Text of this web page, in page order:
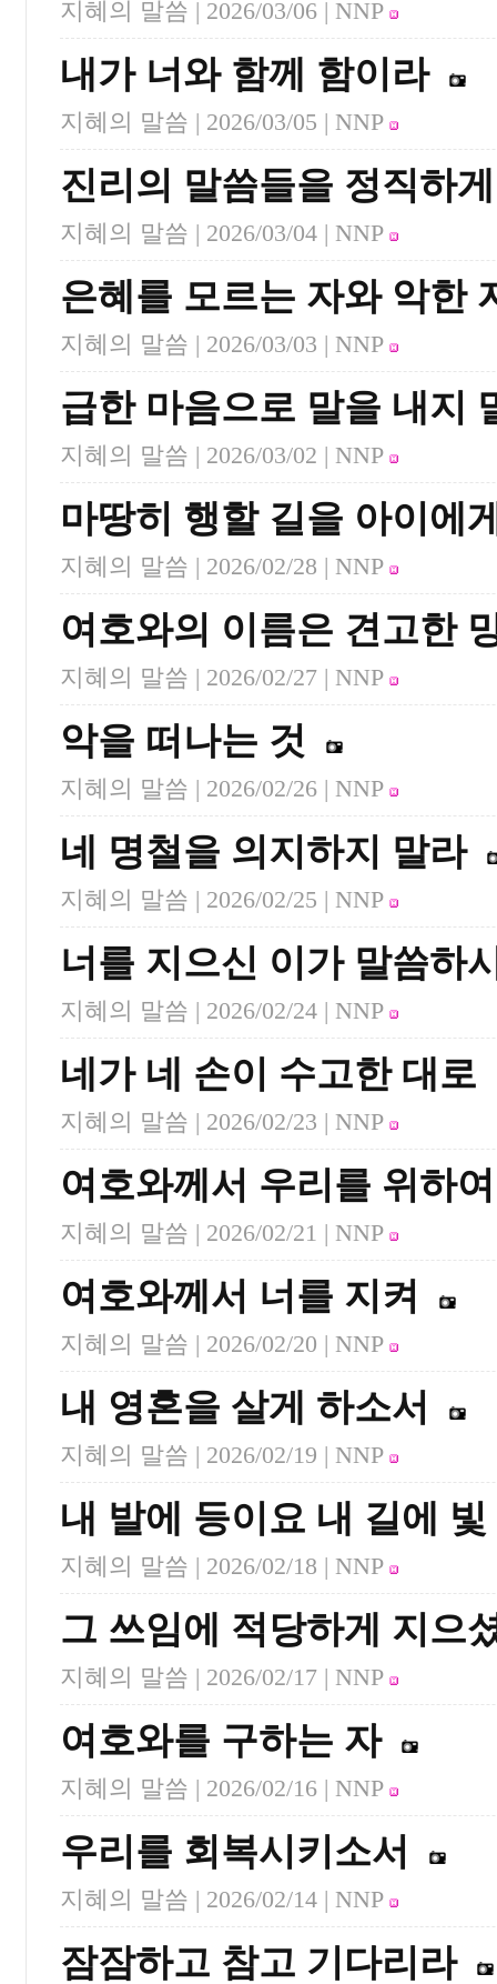
지혜의 말씀 | 2026/03/06 | NNP
내가 너와 함께 함이라
지혜의 말씀 | 2026/03/05 | NNP
진리의 말씀들을 정직하게
지혜의 말씀 | 2026/03/04 | NNP
은혜를 모르는 자와 악한
지혜의 말씀 | 2026/03/03 | NNP
급한 마음으로 말을 내지
지혜의 말씀 | 2026/03/02 | NNP
마땅히 행할 길을 아이에
지혜의 말씀 | 2026/02/28 | NNP
여호와의 이름은 견고한
지혜의 말씀 | 2026/02/27 | NNP
악을 떠나는 것
지혜의 말씀 | 2026/02/26 | NNP
네 명철을 의지하지 말라
지혜의 말씀 | 2026/02/25 | NNP
너를 지으신 이가 말씀하
지혜의 말씀 | 2026/02/24 | NNP
네가 네 손이 수고한 대로
지혜의 말씀 | 2026/02/23 | NNP
여호와께서 우리를 위하여
지혜의 말씀 | 2026/02/21 | NNP
여호와께서 너를 지켜
지혜의 말씀 | 2026/02/20 | NNP
내 영혼을 살게 하소서
지혜의 말씀 | 2026/02/19 | NNP
내 발에 등이요 내 길에 빛
지혜의 말씀 | 2026/02/18 | NNP
그 쓰임에 적당하게 지으
지혜의 말씀 | 2026/02/17 | NNP
여호와를 구하는 자
지혜의 말씀 | 2026/02/16 | NNP
우리를 회복시키소서
지혜의 말씀 | 2026/02/14 | NNP
잠잠하고 참고 기다리라